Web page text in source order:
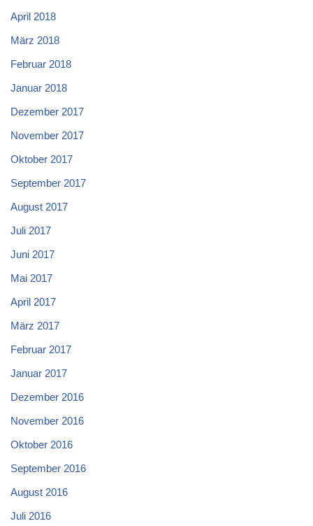
April 2018
März 2018
Februar 2018
Januar 2018
Dezember 2017
November 2017
Oktober 2017
September 2017
August 2017
Juli 2017
Juni 2017
Mai 2017
April 2017
März 2017
Februar 2017
Januar 2017
Dezember 2016
November 2016
Oktober 2016
September 2016
August 2016
Juli 2016